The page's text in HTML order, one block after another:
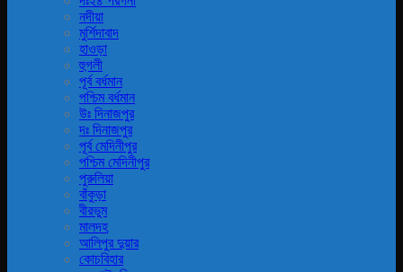
নদীয়া
মুর্শিদাবাদ
হাওড়া
হুগলী
পূর্ব বর্ধমান
পশ্চিম বর্ধমান
উঃ দিনাজপুর
দঃ দিনাজপুর
পূর্ব মেদিনীপুর
পশ্চিম মেদিনীপুর
পুরুলিয়া
বাঁকুড়া
বীরভুম
মালদহ
আলিপুর দুয়ার
কোচবিহার